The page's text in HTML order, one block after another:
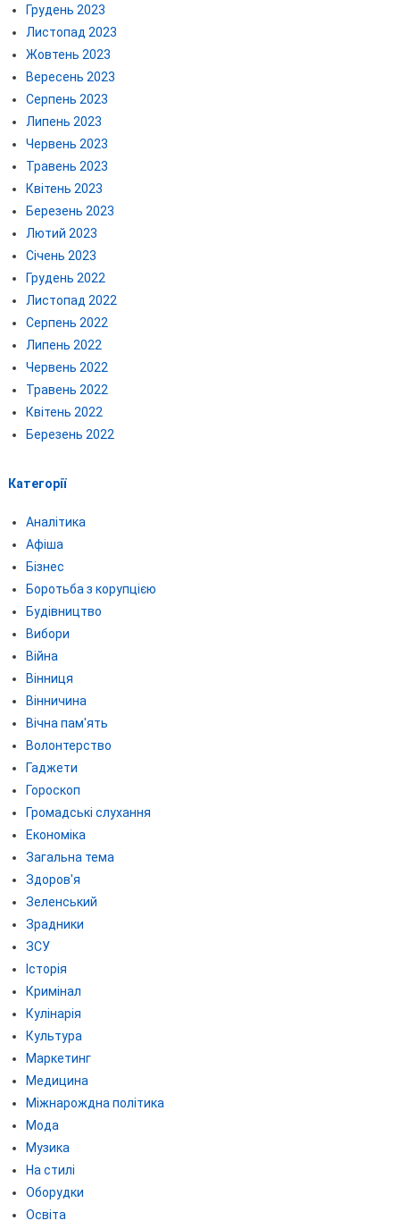
Грудень 2023
Листопад 2023
Жовтень 2023
Вересень 2023
Серпень 2023
Липень 2023
Червень 2023
Травень 2023
Квітень 2023
Березень 2023
Лютий 2023
Січень 2023
Грудень 2022
Листопад 2022
Серпень 2022
Липень 2022
Червень 2022
Травень 2022
Квітень 2022
Березень 2022
Категорії
Аналітика
Афіша
Бізнес
Боротьба з корупцією
Будівництво
Вибори
Війна
Вінниця
Вінничина
Вічна пам'ять
Волонтерство
Гаджети
Гороскоп
Громадські слухання
Економіка
Загальна тема
Здоров'я
Зеленський
Зрадники
ЗСУ
Історія
Кримінал
Кулінарія
Культура
Маркетинг
Медицина
Міжнарождна політика
Мода
Музика
На стилі
Оборудки
Освіта